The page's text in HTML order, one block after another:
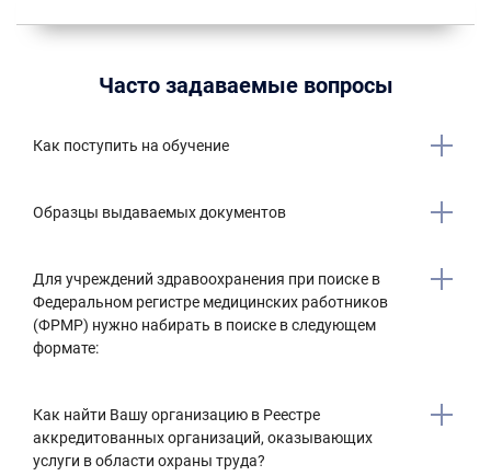
Часто задаваемые вопросы
Как поступить на обучение
Образцы выдаваемых документов
Для учреждений здравоохранения при поиске в
Федеральном регистре медицинских работников
(ФРМР) нужно набирать в поиске в следующем
формате:
Как найти Вашу организацию в Реестре
аккредитованных организаций, оказывающих
услуги в области охраны труда?